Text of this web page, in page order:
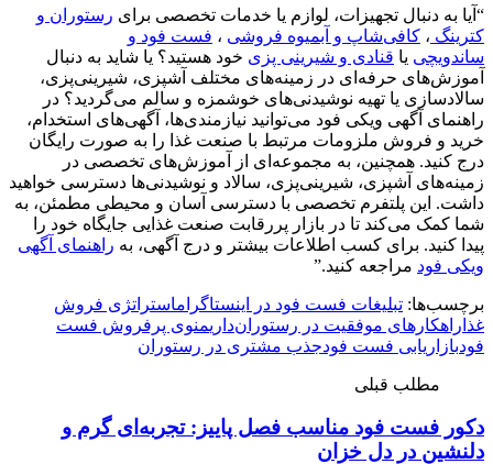
“آیا به دنبال تجهیزات، لوازم یا خدمات تخصصی برای رستوران و
کترینگ ، کافی‌شاپ و آبمیوه فروشی ، فست فود و
ساندویچی یا قنادی و شیرینی پزی خود هستید؟ یا شاید به دنبال
آموزش‌های حرفه‌ای در زمینه‌های مختلف آشپزی، شیرینی‌پزی،
سالادسازی یا تهیه نوشیدنی‌های خوشمزه و سالم می‌گردید؟ در
راهنمای آگهی ویکی فود می‌توانید نیازمندی‌ها، آگهی‌های استخدام،
خرید و فروش ملزومات مرتبط با صنعت غذا را به صورت رایگان
درج کنید. همچنین، به مجموعه‌ای از آموزش‌های تخصصی در
زمینه‌های آشپزی، شیرینی‌پزی، سالاد و نوشیدنی‌ها دسترسی خواهید
داشت. این پلتفرم تخصصی با دسترسی آسان و محیطی مطمئن، به
شما کمک می‌کند تا در بازار پررقابت صنعت غذایی جایگاه خود را
پیدا کنید. برای کسب اطلاعات بیشتر و درج آگهی، به راهنمای آگهی
ویکی فود مراجعه کنید.”
برچسب‌ها: تبلیغات فست فود در اینستاگراماستراتژی فروش
غذا راهکارهای موفقیت در رستوران‌داریمنوی پرفروش فست
فودبازاریابی فست فودجذب مشتری در رستوران
مطلب قبلی
دکور فست فود مناسب فصل پاییز: تجربه‌ای گرم و
دلنشین در دل خزان